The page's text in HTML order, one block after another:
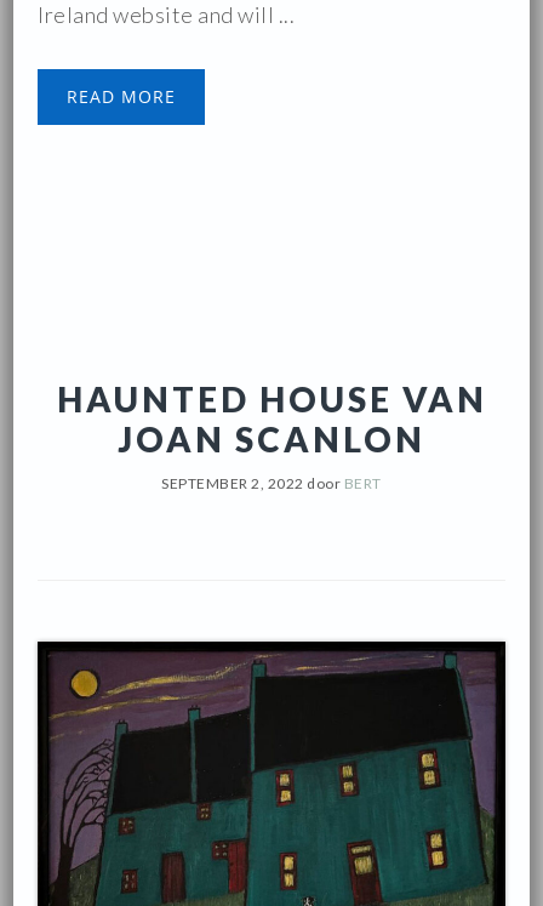
Ireland website and will ...
READ MORE
HAUNTED HOUSE VAN
JOAN SCANLON
SEPTEMBER 2, 2022 door BERT